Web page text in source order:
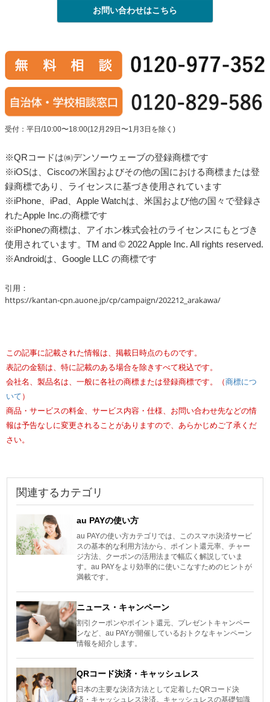
お問い合わせはこちら
受付：平日/10:00〜18:00(12月29日〜1月3日を除く)
※QRコードは㈱デンソーウェーブの登録商標です
※iOSは、Ciscoの米国およびその他の国における商標または登
録商標であり、ライセンスに基づき使用されています
※iPhone、iPad、Apple Watchは、米国および他の国々で登録さ
れたApple Inc.の商標です
※iPhoneの商標は、アイホン株式会社のライセンスにもとづき
使用されています。TM and © 2022 Apple Inc. All rights reserved.
※Androidは、Google LLC の商標です
引用：
https://kantan-cpn.auone.jp/cp/campaign/202212_arakawa/
この記事に記載された情報は、掲載日時点のものです。
表記の金額は、特に記載のある場合を除きすべて税込です。
会社名、製品名は、一般に各社の商標または登録商標です。（ 商標につ
いて ）
商品・サービスの料金、サービス内容・仕様、お問い合わせ先などの情
報は予告なしに変更されることがありますので、あらかじめご了承くだ
さい。
関連するカテゴリ
au PAYの使い方
au PAYの使い方カテゴリでは、このスマホ決済サービ
スの基本的な利用方法から、ポイント還元率、チャー
ジ方法、クーポンの活用法まで幅広く解説していま
す。au PAYをより効率的に使いこなすためのヒントが
満載です。
ニュース・キャンペーン
割引クーポンやポイント還元、プレゼントキャンペー
ンなど、au PAYが開催しているおトクなキャンペーン
情報を紹介します。
QRコード決済・キャッシュレス
日本の主要な決済方法として定着したQRコード決
済・キャッシュレス決済。キャッシュレスの基礎知識